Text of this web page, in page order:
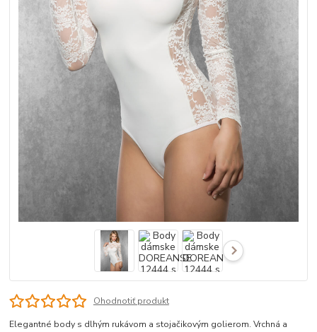
Ohodnotiť produkt
Elegantné body s dlhým rukávom a stojačikovým golierom. Vrchná a